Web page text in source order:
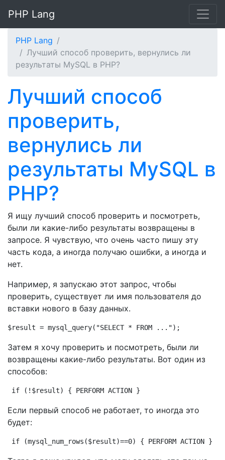
PHP Lang
PHP Lang
Лучший способ проверить, вернулись ли
результаты MySQL в PHP?
Лучший способ
проверить,
вернулись ли
результаты MySQL в
PHP?
Я ищу лучший способ проверить и посмотреть,
были ли какие-либо результаты возвращены в
запросе. Я чувствую, что очень часто пишу эту
часть кода, а иногда получаю ошибки, а иногда и
нет.
Например, я запускаю этот запрос, чтобы
проверить, существует ли имя пользователя до
вставки нового в базу данных.
$result = mysql_query("SELECT * FROM ...");
Затем я хочу проверить и посмотреть, были ли
возвращены какие-либо результаты. Вот один из
способов:
if (!$result) { PERFORM ACTION }
Если первый способ не работает, то иногда это
будет:
if (mysql_num_rows($result)==0) { PERFORM ACTION }